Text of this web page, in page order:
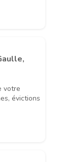
votre
évictions